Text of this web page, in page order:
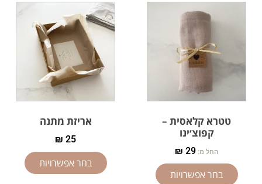
טטרא קלאסית –
קפוצ׳ינו
החל מ: ₪ 29
בחר אפשרויות
אריזת מתנה
₪ 25
בחר אפשרויות